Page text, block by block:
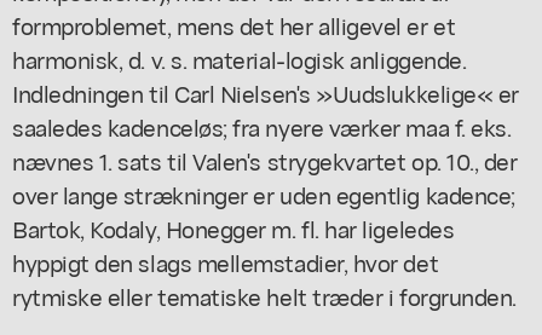
formproblemet, mens det her alligevel er et
harmonisk, d. v. s. material-logisk anliggende.
Indledningen til Carl Nielsen's »Uudslukkelige« er
saaledes kadenceløs; fra nyere værker maa f. eks.
nævnes 1. sats til Valen's strygekvartet op. 10., der
over lange strækninger er uden egentlig kadence;
Bartok, Kodaly, Honegger m. fl. har ligeledes
hyppigt den slags mellemstadier, hvor det
rytmiske eller tematiske helt træder i forgrunden.